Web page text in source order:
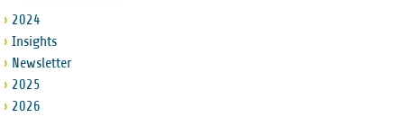
2024
Insights
Newsletter
2025
2026